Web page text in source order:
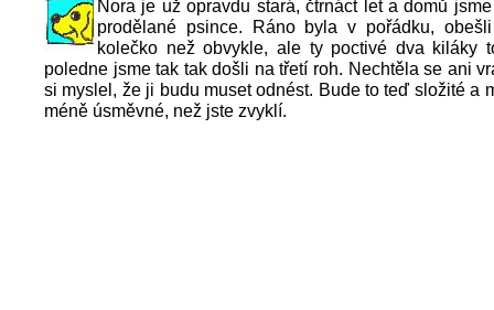
Nora je už opravdu stará, čtrnáct let a domů
prodělané psince. Ráno byla v pořádku,
kolečko než obvykle, ale ty poctivé dva kiláky
poledne jsme tak tak došli na třetí roh. Nechtěla se ani
si myslel, že ji budu muset odnést. Bude to teď složité a
méně úsměvné, než jste zvyklí.